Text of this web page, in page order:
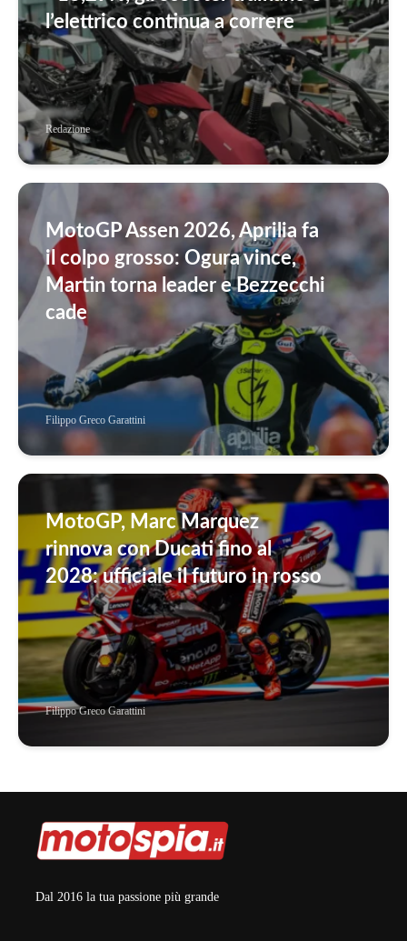
l’elettrico continua a correre
Redazione
MotoGP Assen 2026, Aprilia fa
il colpo grosso: Ogura vince,
Martin torna leader e Bezzecchi
cade
Filippo Greco Garattini
MotoGP, Marc Marquez
rinnova con Ducati fino al
2028: ufficiale il futuro in rosso
Filippo Greco Garattini
Dal 2016 la tua passione più grande